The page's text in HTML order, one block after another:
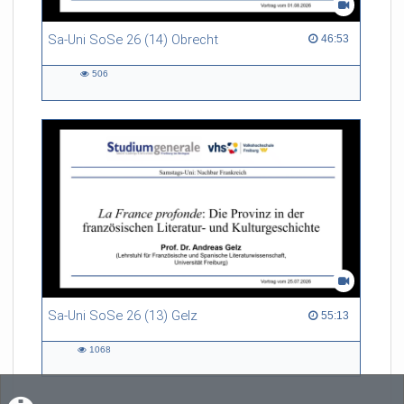
Sa-Uni SoSe 26 (14) Obrecht 46:53
46:53 duration
506
Sa-Uni SoSe 26 (13) Gelz 55:13
55:13 duration
1068